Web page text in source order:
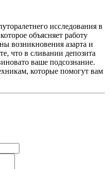
исследования в
объясняет работу
возникновения азарта и
что в сливании депозита
ваше подсознание.
которые помогут вам